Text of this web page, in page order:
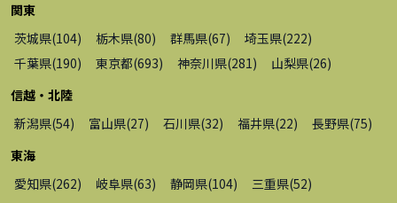
関東
茨城県(104) 栃木県(80) 群馬県(67) 埼玉県(222)
千葉県(190) 東京都(693) 神奈川県(281) 山梨県(26)
信越・北陸
新潟県(54) 富山県(27) 石川県(32) 福井県(22) 長野県(75)
東海
愛知県(262) 岐阜県(63) 静岡県(104) 三重県(52)